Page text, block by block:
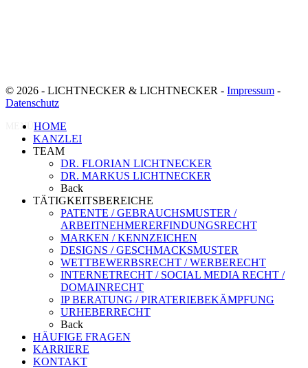
© 2026 - LICHTNECKER & LICHTNECKER - Impressum -
Datenschutz
MENÜ HOME
KANZLEI
TEAM
DR. FLORIAN LICHTNECKER
DR. MARKUS LICHTNECKER
Back
TÄTIGKEITSBEREICHE
PATENTE / GEBRAUCHSMUSTER /
ARBEITNEHMERERFINDUNGSRECHT
MARKEN / KENNZEICHEN
DESIGNS / GESCHMACKSMUSTER
WETTBEWERBSRECHT / WERBERECHT
INTERNETRECHT / SOCIAL MEDIA RECHT /
DOMAINRECHT
IP BERATUNG / PIRATERIEBEKÄMPFUNG
URHEBERRECHT
Back
HÄUFIGE FRAGEN
KARRIERE
KONTAKT